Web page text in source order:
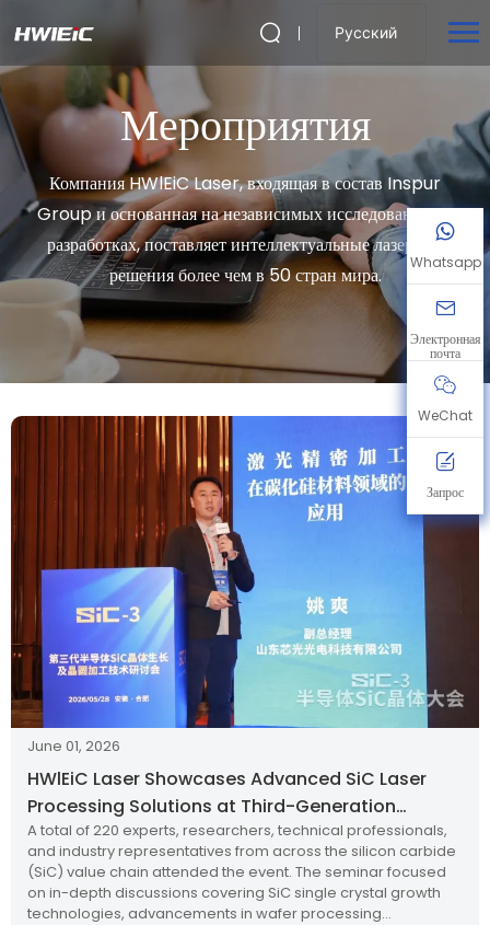
Русский
Мероприятия
Компания HWlEiC Laser, входящая в состав Inspur
Group и основанная на независимых исследованиях и
разработках, поставляет интеллектуальные лазерные
решения более чем в 50 стран мира.
June 01, 2026
HWlEiC Laser Showcases Advanced SiC Laser
Processing Solutions at Third-Generation
Semiconductor Technology Seminar
A total of 220 experts, researchers, technical professionals,
and industry representatives from across the silicon carbide
(SiC) value chain attended the event. The seminar focused
on in-depth discussions covering SiC single crystal growth
technologies, advancements in wafer processing
Whatsapp
Электронная
почта
WeChat
Запрос